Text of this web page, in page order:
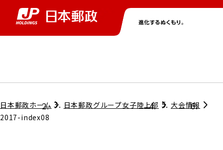
グループ情報トップ
株主・投資家情報トップ
ニューストップ
サステナビリティトップ
採用情報トップ
日本郵政ホーム 日本郵政グループ女子陸上部
大会情報
2017-index08